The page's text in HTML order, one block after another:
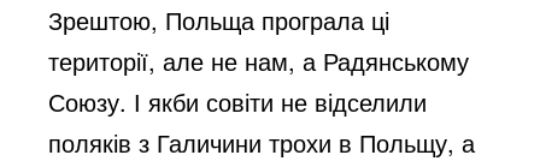
Зрештою, Польща програла ці
території, але не нам, а Радянському
Союзу. І якби совіти не відселили
поляків з Галичини трохи в Польщу, а